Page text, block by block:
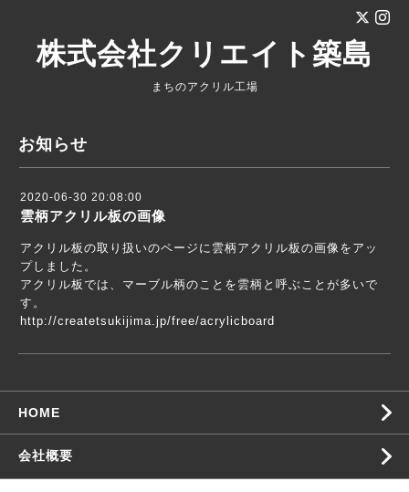
株式会社クリエイト築島
まちのアクリル工場
お知らせ
2020-06-30 20:08:00
雲柄アクリル板の画像
アクリル板の取り扱いのページに雲柄アクリル板の画像をアッ
プしました。
アクリル板では、マーブル柄のことを雲柄と呼ぶことが多いで
す。
http://createtsukijima.jp/free/acrylicboard
HOME
会社概要